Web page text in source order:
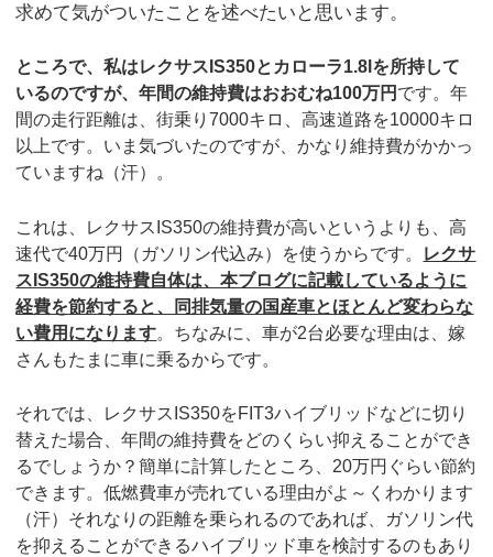
求めて気がついたことを述べたいと思います。
ところで、私はレクサスIS350とカローラ1.8lを所持して
いるのですが、年間の維持費はおおむね100万円 です。年
間の走行距離は、街乗り7000キロ、高速道路を10000キロ
以上です。いま気づいたのですが、かなり維持費がかかっ
ていますね（汗）。
これは、レクサスIS350の維持費が高いというよりも、高
速代で40万円（ガソリン代込み）を使うからです。 レクサ
スIS350の維持費自体は、本ブログに記載しているように
経費を節約すると、同排気量の国産車とほとんど変わらな
い費用になります。ちなみに、車が2台必要な理由は、嫁
さんもたまに車に乗るからです。
それでは、レクサスIS350をFIT3ハイブリッドなどに切り
替えた場合、年間の維持費をどのくらい抑えることができ
るでしょうか？簡単に計算したところ、20万円ぐらい節約
できます。低燃費車が売れている理由がよ～くわかります
（汗）それなりの距離を乗られるのであれば、ガソリン代
を抑えることができるハイブリッド車を検討するのもあり